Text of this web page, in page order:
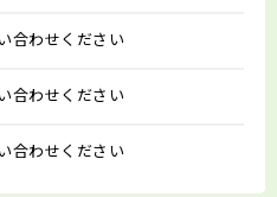
合わせください
合わせください
合わせください